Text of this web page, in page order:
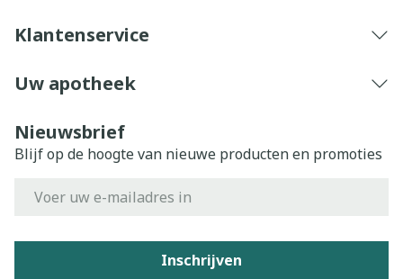
Klantenservice
Uw apotheek
Nieuwsbrief
Blijf op de hoogte van nieuwe producten en promoties
Inschrijven